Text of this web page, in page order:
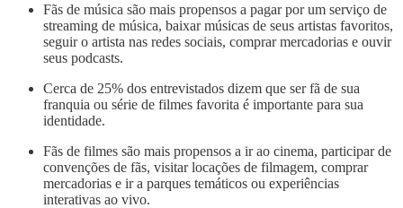
Fãs de música são mais propensos a pagar por um serviço de
streaming de música, baixar músicas de seus artistas favoritos,
seguir o artista nas redes sociais, comprar mercadorias e ouvir
seus podcasts.
Cerca de 25% dos entrevistados dizem que ser fã de sua
franquia ou série de filmes favorita é importante para sua
identidade.
Fãs de filmes são mais propensos a ir ao cinema, participar de
convenções de fãs, visitar locações de filmagem, comprar
mercadorias e ir a parques temáticos ou experiências
interativas ao vivo.